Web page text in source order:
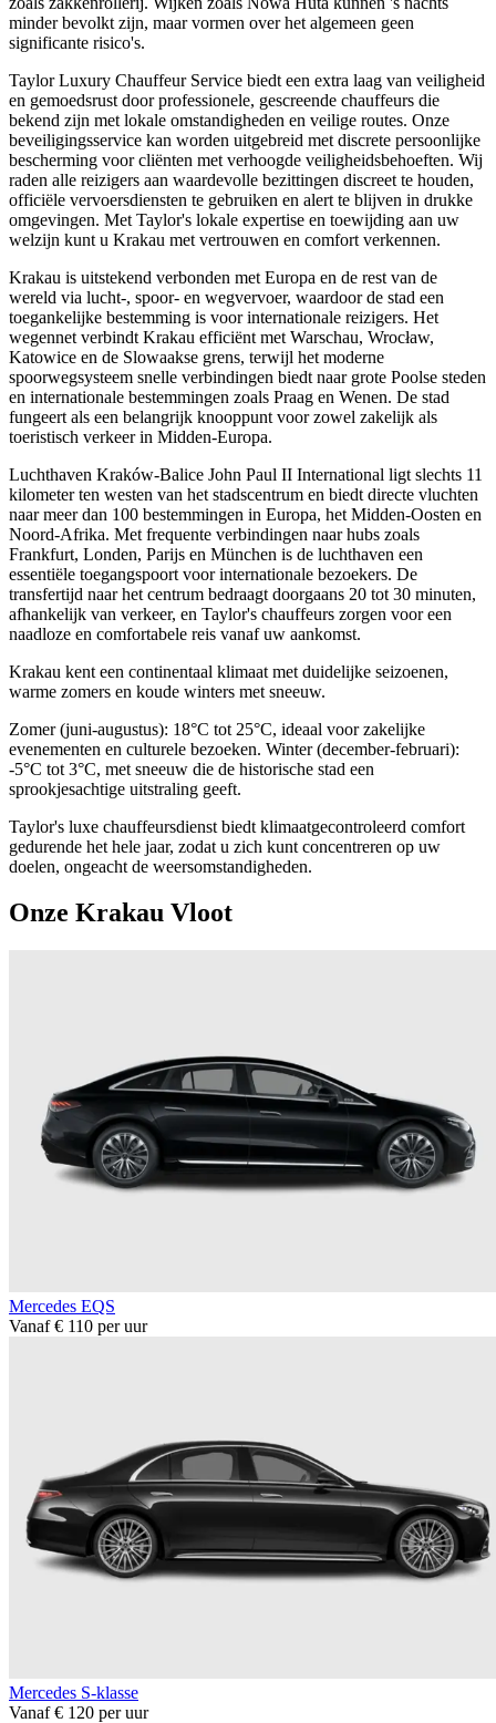
minder bevolkt zijn, maar vormen over het algemeen geen
significante risico's.
Taylor Luxury Chauffeur Service biedt een extra laag van veiligheid
en gemoedsrust door professionele, gescreende chauffeurs die
bekend zijn met lokale omstandigheden en veilige routes. Onze
beveiligingsservice kan worden uitgebreid met discrete persoonlijke
bescherming voor cliënten met verhoogde veiligheidsbehoeften. Wij
raden alle reizigers aan waardevolle bezittingen discreet te houden,
officiële vervoersdiensten te gebruiken en alert te blijven in drukke
omgevingen. Met Taylor's lokale expertise en toewijding aan uw
welzijn kunt u Krakau met vertrouwen en comfort verkennen.
Krakau is uitstekend verbonden met Europa en de rest van de
wereld via lucht-, spoor- en wegvervoer, waardoor de stad een
toegankelijke bestemming is voor internationale reizigers. Het
wegennet verbindt Krakau efficiënt met Warschau, Wrocław,
Katowice en de Slowaakse grens, terwijl het moderne
spoorwegsysteem snelle verbindingen biedt naar grote Poolse steden
en internationale bestemmingen zoals Praag en Wenen. De stad
fungeert als een belangrijk knooppunt voor zowel zakelijk als
toeristisch verkeer in Midden-Europa.
Luchthaven Kraków-Balice John Paul II International ligt slechts 11
kilometer ten westen van het stadscentrum en biedt directe vluchten
naar meer dan 100 bestemmingen in Europa, het Midden-Oosten en
Noord-Afrika. Met frequente verbindingen naar hubs zoals
Frankfurt, Londen, Parijs en München is de luchthaven een
essentiële toegangspoort voor internationale bezoekers. De
transfertijd naar het centrum bedraagt doorgaans 20 tot 30 minuten,
afhankelijk van verkeer, en Taylor's chauffeurs zorgen voor een
naadloze en comfortabele reis vanaf uw aankomst.
Krakau kent een continentaal klimaat met duidelijke seizoenen,
warme zomers en koude winters met sneeuw.
Zomer (juni-augustus): 18°C tot 25°C, ideaal voor zakelijke
evenementen en culturele bezoeken. Winter (december-februari):
-5°C tot 3°C, met sneeuw die de historische stad een
sprookjesachtige uitstraling geeft.
Taylor's luxe chauffeursdienst biedt klimaatgecontroleerd comfort
gedurende het hele jaar, zodat u zich kunt concentreren op uw
doelen, ongeacht de weersomstandigheden.
Onze Krakau Vloot
Mercedes EQS
Vanaf € 110 per uur
Mercedes S-klasse
Vanaf € 120 per uur